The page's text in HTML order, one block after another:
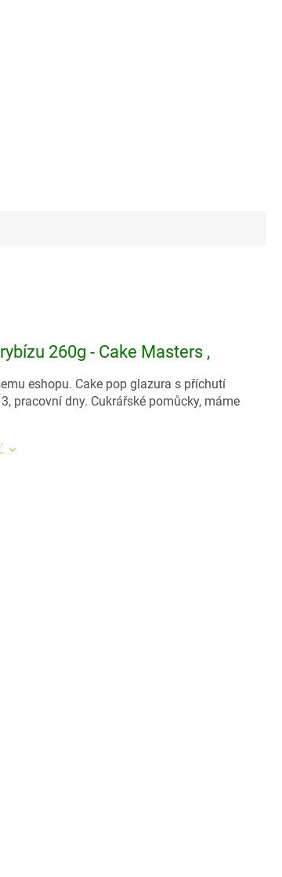
260g - Cake Masters ,
eshopu. Cake pop glazura s příchutí
pracovní dny. Cukrářské pomůcky, máme